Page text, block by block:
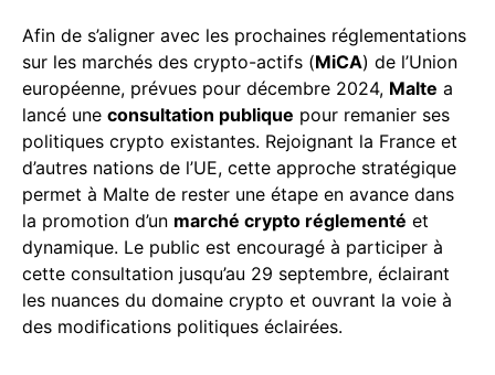
Afin de s’aligner avec les prochaines réglementations
sur les marchés des crypto-actifs (MiCA) de l’Union
européenne, prévues pour décembre 2024, Malte a
lancé une consultation publique pour remanier ses
politiques crypto existantes. Rejoignant la France et
d’autres nations de l’UE, cette approche stratégique
permet à Malte de rester une étape en avance dans
la promotion d’un marché crypto réglementé et
dynamique. Le public est encouragé à participer à
cette consultation jusqu’au 29 septembre, éclairant
les nuances du domaine crypto et ouvrant la voie à
des modifications politiques éclairées.